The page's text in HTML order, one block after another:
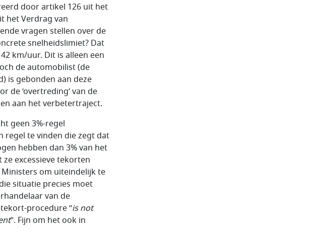
door artikel 126 uit het
het Verdrag van
vragen stellen over de
snelheidslimiet? Dat
km/uur. Dit is alleen een
de automobilist (de
is gebonden aan deze
de ‘overtreding’ van de
aan het verbetertraject.
geen 3%-regel
regel te vinden die zegt dat
hebben dan 3% van het
ze excessieve tekorten
Ministers om uiteindelijk te
situatie precies moet
van de
procedure “is not
”. Fijn om het ook in